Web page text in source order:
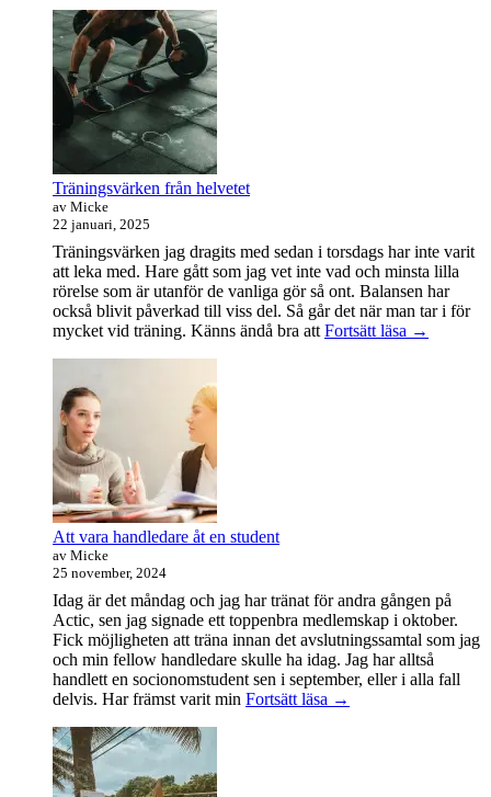
Primära
sidofältet
Widget
område
Träningsvärken från helvetet
av Micke
22 januari, 2025
Träningsvärken jag dragits med sedan i torsdags har inte varit
att leka med. Hare gått som jag vet inte vad och minsta lilla
rörelse som är utanför de vanliga gör så ont. Balansen har
också blivit påverkad till viss del. Så går det när man tar i för
mycket vid träning. Känns ändå bra att Fortsätt läsa →
Att vara handledare åt en student
av Micke
25 november, 2024
Idag är det måndag och jag har tränat för andra gången på
Actic, sen jag signade ett toppenbra medlemskap i oktober.
Fick möjligheten att träna innan det avslutningssamtal som jag
och min fellow handledare skulle ha idag. Jag har alltså
handlett en socionomstudent sen i september, eller i alla fall
delvis. Har främst varit min Fortsätt läsa Att
→